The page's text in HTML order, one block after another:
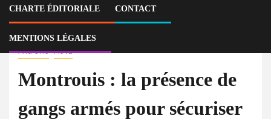
CHARTE ÉDITORIALE CONTACT
MENTIONS LÉGALES
officiels fait craindre un scénario similaire pour les élections promises
À la Une Actu
Montrouis : la présence de
gangs armés pour sécuriser